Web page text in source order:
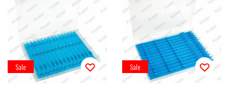
Sale Sale